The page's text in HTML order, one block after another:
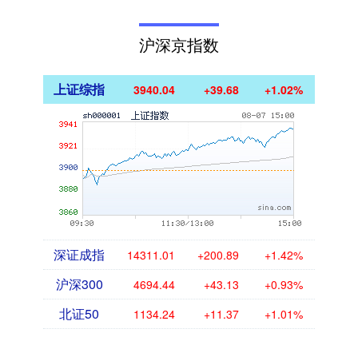
沪深京指数
上证综指 3940.04 +39.68 +1.02%
深证成指 14311.01 +200.89 +1.42%
沪深300 4694.44 +43.13 +0.93%
北证50 1134.24 +11.37 +1.01%